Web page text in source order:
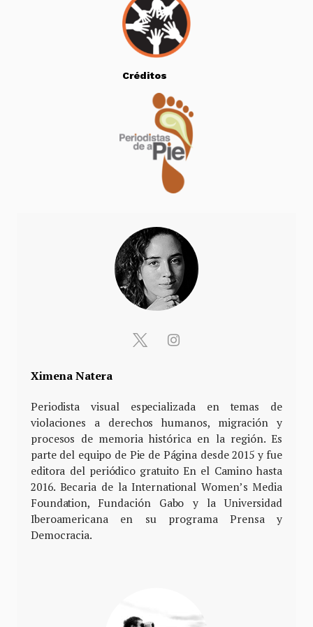
Créditos
Ximena Natera
Periodista visual especializada en temas de
violaciones a derechos humanos, migración y
procesos de memoria histórica en la región. Es
parte del equipo de Pie de Página desde 2015 y fue
editora del periódico gratuito En el Camino hasta
2016. Becaria de la International Women’s Media
Foundation, Fundación Gabo y la Universidad
Iberoamericana en su programa Prensa y
Democracia.